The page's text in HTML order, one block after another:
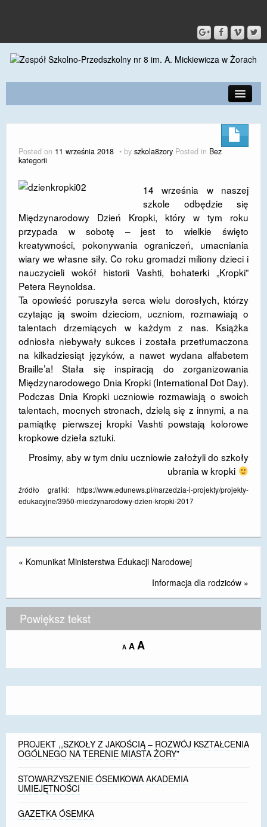
KONTAKT
DLA RODZICÓW I UCZNIÓW
DLA PRACOWNIKÓW
GALERIA
SPORT
DOSTĘPNOŚĆ
POLITYKA PRYWATNOŚCI
RODO
EGZAMIN ÓSMOKLASISTY
STANDARDY OCHRONY MAŁOLETNICH
PROJEKT ,,SZKOŁY Z JAKOŚCIĄ – ROZWÓJ
KSZTAŁCENIA OGÓLNEGO NA TERENIE MIASTA
ŻORY”
REKRUTACJA 2026/2027
Posted on 11 września 2018 by szkola8zory Posted in Bez
kategorii
14 września w naszej
szkole odbędzie się
Międzynarodowy Dzień Kropki, który w tym roku
przypada w sobotę – jest to wielkie święto
kreatywności, pokonywania ograniczeń, umacniania
wiary we własne siły. Co roku gromadzi miliony dzieci i
nauczycieli wokół historii Vashti, bohaterki „Kropki”
Petera Reynoldsa.
Ta opowieść poruszyła serca wielu dorosłych, którzy
czytając ją swoim dzieciom, uczniom, rozmawiają o
talentach drzemiących w każdym z nas. Książka
odniosła niebywały sukces i została przetłumaczona
na kilkadziesiąt języków, a nawet wydana alfabetem
Braille’a! Stała się inspiracją do zorganizowania
Międzynarodowego Dnia Kropki (International Dot Day).
Podczas Dnia Kropki uczniowie rozmawiają o swoich
talentach, mocnych stronach, dzielą się z innymi, a na
pamiątkę pierwszej kropki Vashti powstają kolorowe
kropkowe dzieła sztuki.
Prosimy, aby w tym dniu uczniowie założyli do szkoły
ubrania w kropki
źródło grafiki: https://www.edunews.pl/narzedzia-i-projekty/projekty-
edukacyjne/3950-miedzynarodowy-dzien-kropki-2017
« Komunikat Ministerstwa Edukacji Narodowej
Informacja dla rodziców »
Powiększ tekst
A Decrease
size.
A Reset
size.
AIncrease
size.
PROJEKT ,,SZKOŁY Z JAKOŚCIĄ – ROZWÓJ KSZTAŁCENIA
OGÓLNEGO NA TERENIE MIASTA ŻORY”
STOWARZYSZENIE ÓSEMKOWA AKADEMIA
UMIEJĘTNOŚCI
GAZETKA ÓSEMKA